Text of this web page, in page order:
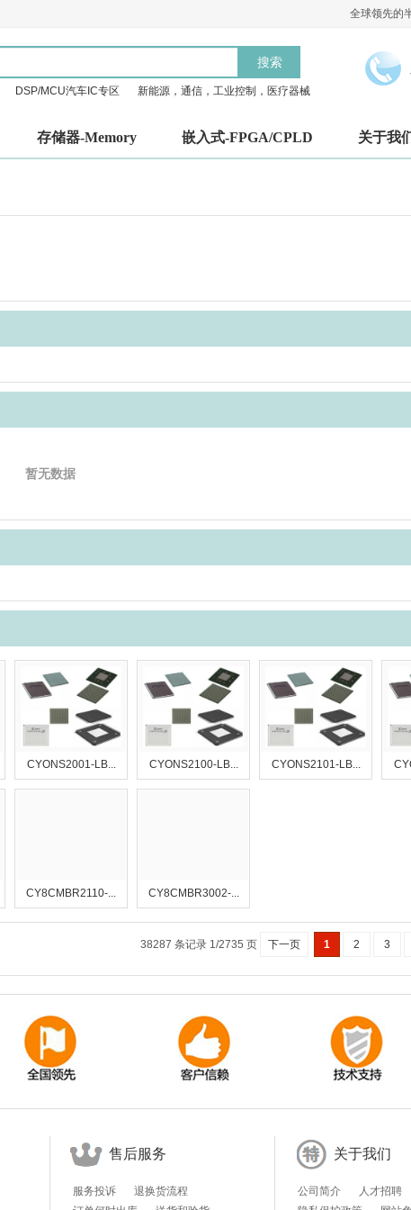
全球领先的
搜索
DSP/MCU汽车IC专区 新能源，通信，工业控制，医疗器械
存储器-Memory 嵌入式-FPGA/CPLD 关于我
暂无数据
CYONS2001-LB... CYONS2100-LB... CYONS2101-LB...
CY8CMBR2110-... CY8CMBR3002-...
38287 条记录 1/2735 页 下一页 1 2 3
售后服务
服务投诉
退换货流程
关于我们
公司简介
人才招聘